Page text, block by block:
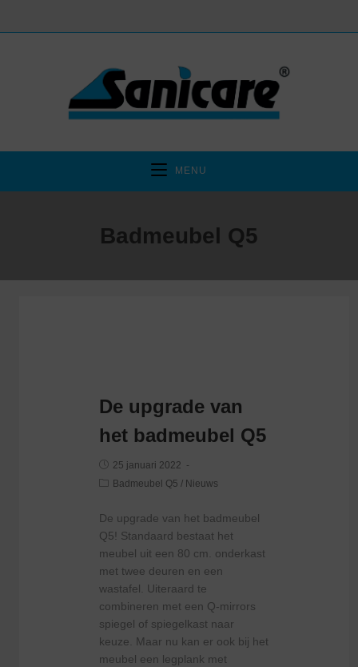
MENU
Badmeubel Q5
De upgrade van
het badmeubel Q5
25 januari 2022
Badmeubel Q5 / Nieuws
De upgrade van het badmeubel
Q5! Standaard bestaat het
meubel uit een 80 cm. onderkast
met twee deuren en een
wastafel. Uiteraard te
combineren met een Q-mirrors
spiegel of spiegelkast naar
keuze. Maar nu kan er ook bij het
meubel een legplank met